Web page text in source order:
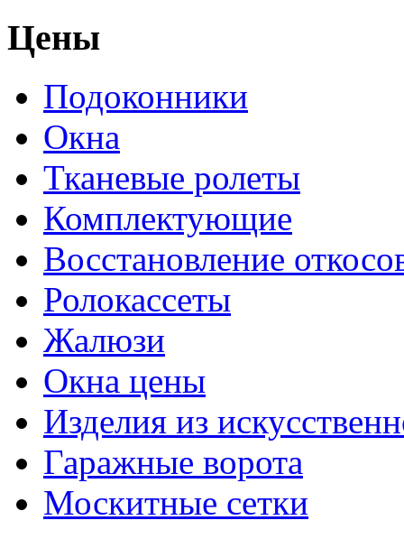
Цены
Подоконники
Окна
Тканевые ролеты
Комплектующие
Восстановление
Ролокассеты
Жалюзи
Окна цены
Изделия из
Гаражные ворота
Москитные сетки